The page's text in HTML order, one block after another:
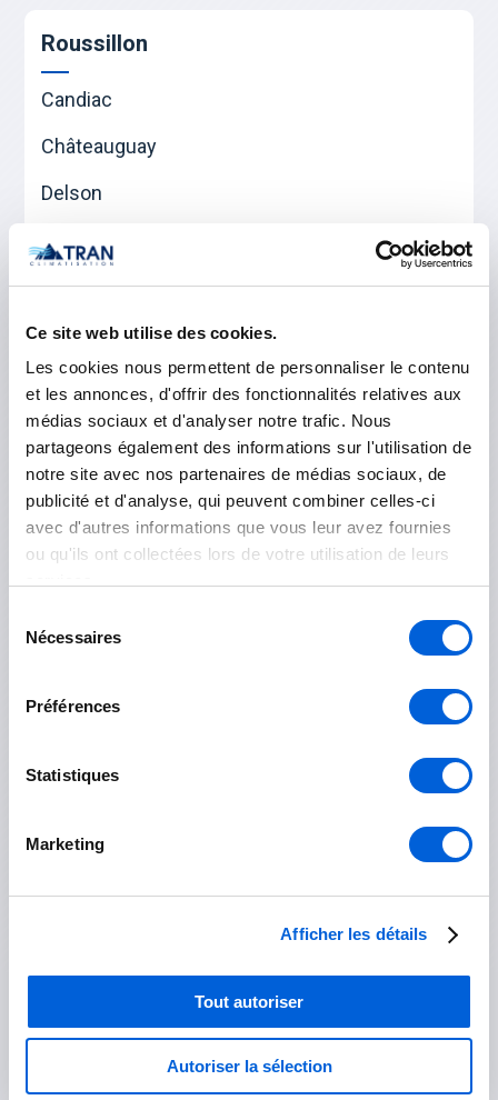
Ce site web utilise des cookies.
Les cookies nous permettent de personnaliser le contenu
et les annonces, d'offrir des fonctionnalités relatives aux
médias sociaux et d'analyser notre trafic. Nous
partageons également des informations sur l'utilisation de
notre site avec nos partenaires de médias sociaux, de
publicité et d'analyse, qui peuvent combiner celles-ci
avec d'autres informations que vous leur avez fournies
ou qu'ils ont collectées lors de votre utilisation de leurs
Nécessaires
Préférences
Statistiques
Marketing
Afficher les détails
Tout autoriser
Autoriser la sélection
Roussillon
Candiac
Châteauguay
Delson
La Prairie
Mercier
Saint-Constant
Saint-Philippe
Sainte-Catherine
Vaudreuil-Soulanges
L'Île-Perrot
Les Cèdres
Notre-Dame-de-l'Île-Perrot
Saint-Lazare
Nos accréditations